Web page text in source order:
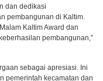
dan dedikasi
pembangunan di Kaltim.
Kaltim Award dan
pembangunan,”
sebagai apresiasi. Ini
pemerintah kecamatan dan